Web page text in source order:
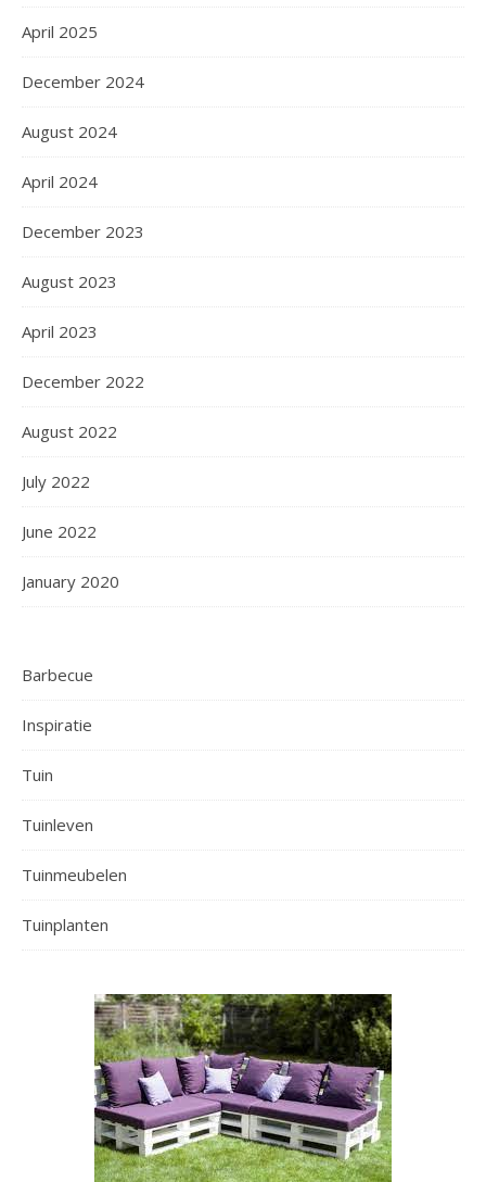
April 2025
December 2024
August 2024
April 2024
December 2023
August 2023
April 2023
December 2022
August 2022
July 2022
June 2022
January 2020
Barbecue
Inspiratie
Tuin
Tuinleven
Tuinmeubelen
Tuinplanten